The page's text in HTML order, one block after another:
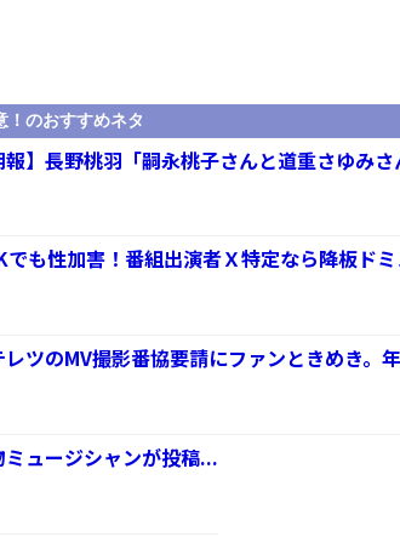
のおすすめネタ
報】長野桃羽「嗣永桃子さんと道重さゆみ
でも性加害！番組出演者Ｘ特定なら降板ド
レツのMV撮影番協要請にファンときめき。
ミュージシャンが投稿...